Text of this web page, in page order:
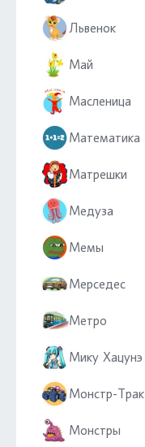
Львенок
Май
Масленица
Математика
Матрешки
Медуза
Мемы
Мерседес
Метро
Мику Хацунэ
Монстр-Трак
Монстры